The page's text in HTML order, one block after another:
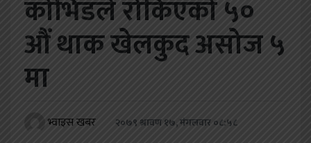
राजनीति
खेलकुद
कोभिडले रोकिएको ५०
औं थाक खेलकुद असोज ५
मा
भ्वाइस खबर २०७९ श्रावण १७, मंगलवार ०८:५८